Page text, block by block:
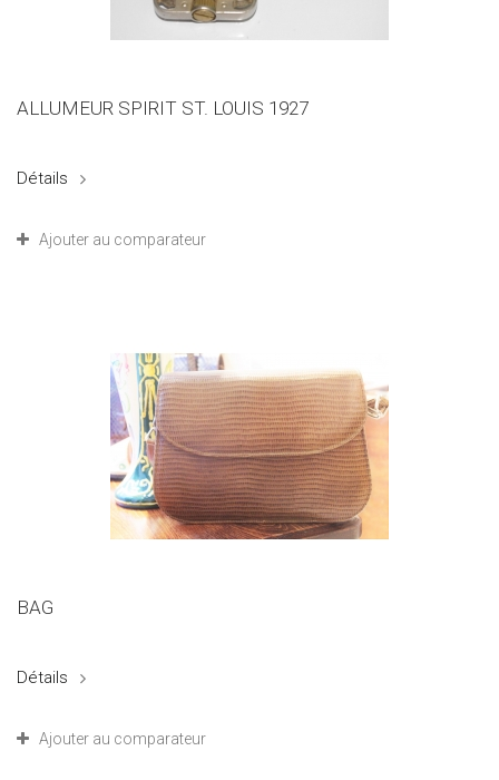
ALLUMEUR SPIRIT ST. LOUIS 1927
Détails
Ajouter au comparateur
BAG
Détails
Ajouter au comparateur